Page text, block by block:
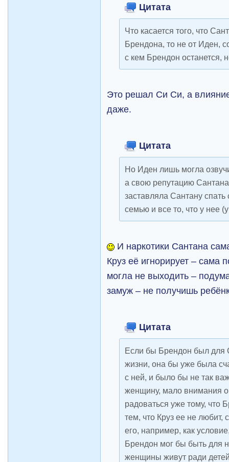
Цитата
Что касается того, что
Брендона, то не от Иден,
с кем Брендон останется,
Это решал Си Си, а
даже.
Цитата
Но Иден лишь могла
а свою репутацию
заставляла Сантану спать
семью и все то, что у нее
И наркотики Сантана
Круз её игнорирует – сама
могла не выходить –
замуж – не получишь
Цитата
Если бы Брендон был
жизни, она бы уже была
с ней, и было бы не так
женщину, мало внимания
радоваться уже тому, что
тем, что Круз ее не любит,
его, например, как
Брендон мог бы быть для
женщины живут ради